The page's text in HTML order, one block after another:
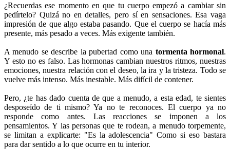
¿Recuerdas ese momento en que tu cuerpo empezó a cambiar sin
pedírtelo? Quizá no en detalles, pero sí en sensaciones. Esa vaga
impresión de que algo estaba pasando. Que el cuerpo se hacía más
presente, más pesado a veces. Más exigente también.
A menudo se describe la pubertad como una tormenta hormonal.
Y esto no es falso. Las hormonas cambian nuestros ritmos, nuestras
emociones, nuestra relación con el deseo, la ira y la tristeza. Todo se
vuelve más intenso. Más inestable. Más difícil de contener.
Pero, ¿te has dado cuenta de que a menudo, a esta edad, te sientes
desposeído de ti mismo? Ya no te reconoces. El cuerpo ya no
responde como antes. Las reacciones se imponen a los
pensamientos. Y las personas que te rodean, a menudo torpemente,
se limitan a explicarte: "Es la adolescencia" Como si eso bastara
para dar sentido a lo que ocurre en tu interior.